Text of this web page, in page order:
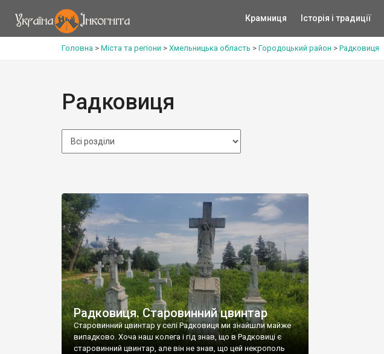
Крамниця Історія і традиції
Головна > Міста та регіони > Хмельницька область > Городоцький район > Радковиця
Радковиця
Радковиця. Старовинний цвинтар
Старовинний цвинтар у селі Радковиця ми знайшли майже
випадково. Хоча наш колега і гід знав, що в Радковиці є
старовинний цвинтар, але він не знав, що цей некрополь